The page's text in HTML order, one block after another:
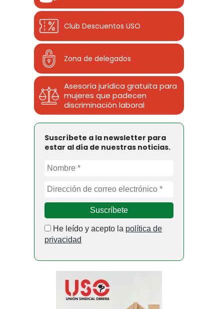
Club Descuentos USO
Zona de delegados
Asesoría jurídica gratuita para
mujeres que padecen
discriminación laboral
Suscríbete a la newsletter para
estar al día de nuestras noticias.
He leído y acepto la política de
privacidad